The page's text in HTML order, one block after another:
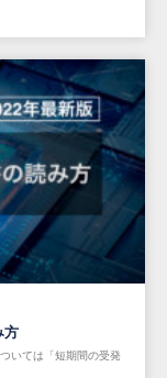
方
いては「短期間の受発